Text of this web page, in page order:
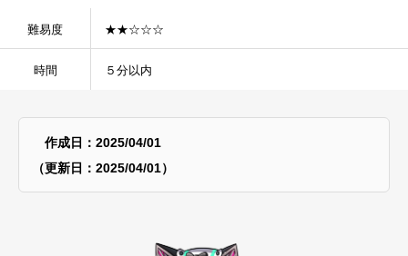
難易度 ★★☆☆☆
時間 ５分以内
作成日：2025/04/01
（更新日：2025/04/01）